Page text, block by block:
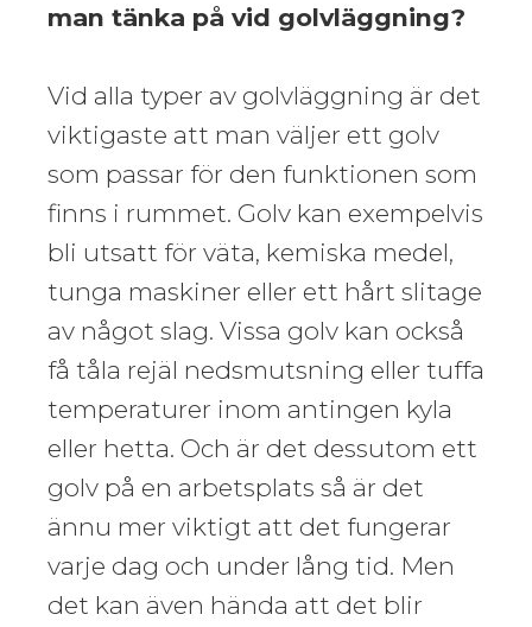
man tänka på vid golvläggning?
Vid alla typer av golvläggning är det
viktigaste att man väljer ett golv
som passar för den funktionen som
finns i rummet. Golv kan exempelvis
bli utsatt för väta, kemiska medel,
tunga maskiner eller ett hårt slitage
av något slag. Vissa golv kan också
få tåla rejäl nedsmutsning eller tuffa
temperaturer inom antingen kyla
eller hetta. Och är det dessutom ett
golv på en arbetsplats så är det
ännu mer viktigt att det fungerar
varje dag och under lång tid. Men
det kan även hända att det blir